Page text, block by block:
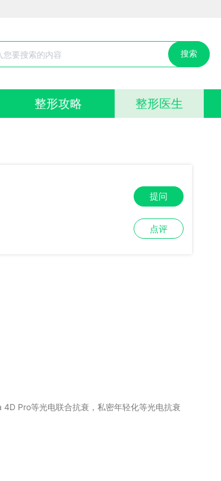
搜索
整形攻略 整形医生
提问
点评
Pro等光电联合抗衰，私密年轻化等光电抗衰